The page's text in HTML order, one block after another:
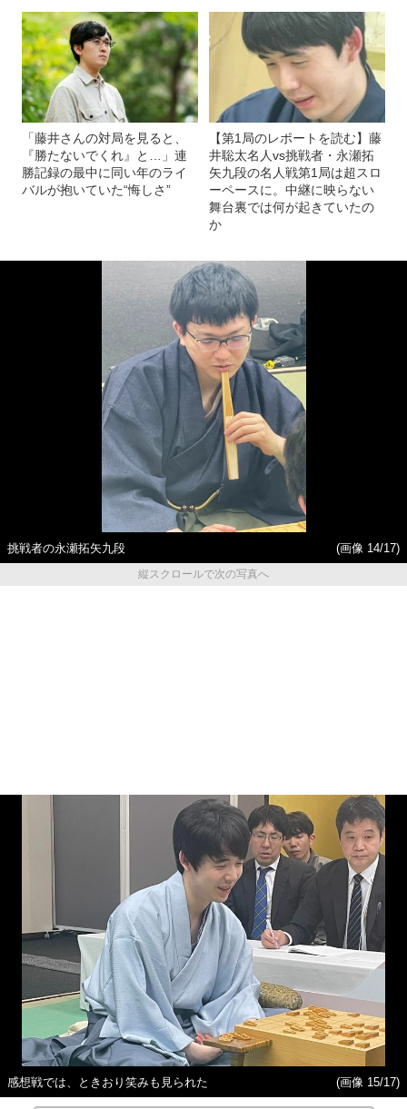
「藤井さんの対局を見ると、
『勝たないでくれ』と…」連
勝記録の最中に同い年のライ
バルが抱いていた“悔しさ”
【第1局のレポートを読む】藤
井聡太名人vs挑戦者・永瀬拓
矢九段の名人戦第1局は超スロ
ーペースに。中継に映らない
舞台裏では何が起きていたの
か
挑戦者の永瀬拓矢九段
(画像 14/17)
縦スクロールで次の写真へ
感想戦では、ときおり笑みも見られた (画像 15/17)